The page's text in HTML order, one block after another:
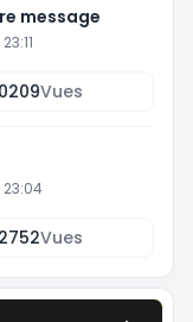
message
Vues
23:04
Vues